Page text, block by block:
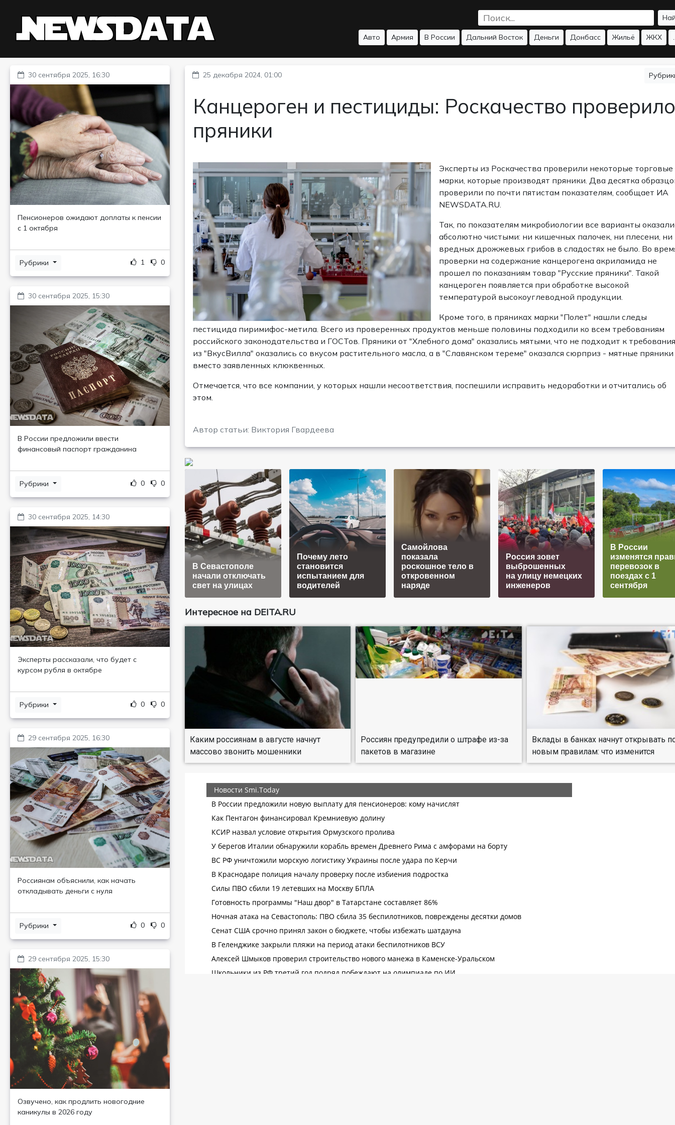
Авто Армия В России Дальний Восток Деньги Донбасс Жильё ЖКХ
30 сентября 2025, 16:30
Пенсионеров ожидают доплаты к пенсии
с 1 октября
Рубрики 1 0
30 сентября 2025, 15:30
В России предложили ввести
финансовый паспорт гражданина
Рубрики 0 0
30 сентября 2025, 14:30
Эксперты рассказали, что будет с
курсом рубля в октябре
Рубрики 0 0
29 сентября 2025, 16:30
Россиянам объяснили, как начать
откладывать деньги с нуля
Рубрики 0 0
29 сентября 2025, 15:30
Озвучено, как продлить новогодние
каникулы в 2026 году
25 декабря 2024, 01:00
Канцероген и пестициды: Роскачество проверило
пряники
Эксперты из Роскачества проверили некоторые торговые
марки, которые производят пряники. Два десятка
проверили по почти пятистам показателям, сообщает ИА
NEWSDATA.RU.
Так, по показателям микробиологии все варианты
абсолютно чистыми: ни кишечных палочек, ни плесени, ни
вредных дрожжевых грибов в сладостях не было. Во
проверки на содержание канцерогена акриламида не
прошел по показаниям товар "Русские пряники". Такой
канцероген появляется при обработке высокой
температурой высокоуглеводной продукции.
Кроме того, в пряниках марки "Полет" нашли следы
пестицида пиримифос-метила. Всего из проверенных продуктов меньше половины подходили ко всем требованиям
российского законодательства и ГОСТов. Пряники от "Хлебного дома" оказались мятыми, что не подходит к
из "ВкусВилла" оказались со вкусом растительного масла, а в "Славянском тереме" оказался сюрприз - мятные пряники
вместо заявленных клюквенных.
Отмечается, что все компании, у которых нашли несоответствия, поспешили исправить недоработки и отчитались об
этом.
Автор статьи: Виктория Гвардеева
В Севастополе
начали отключать
свет на улицах
Почему лето
становится
испытанием для
водителей
Самойлова
показала
роскошное тело в
откровенном
наряде
Россия зовет
выброшенных
на улицу немецких
инженеров
В России
изменятся
перевозок в
поездах с 1
сентября
Интересное на DEITA.RU
Каким россиянам в августе начнут
массово звонить мошенники
Россиян предупредили о штрафе из-за
пакетов в магазине
Вклады в банках начнут открывать
новым правилам: что изменится